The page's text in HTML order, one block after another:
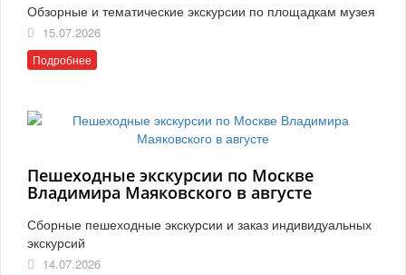
Обзорные и тематические экскурсии по площадкам музея
15.07.2026
Подробнее
Пешеходные экскурсии по Москве
Владимира Маяковского в августе
Сборные пешеходные экскурсии и заказ индивидуальных
экскурсий
14.07.2026